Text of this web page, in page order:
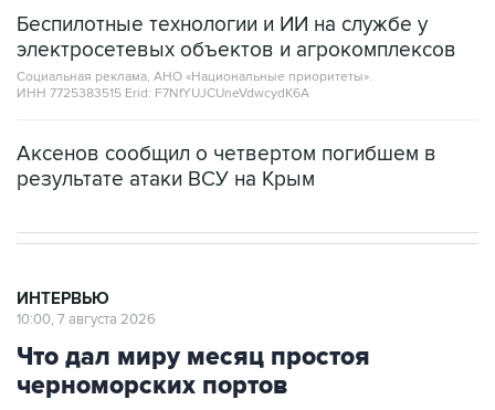
Беспилотные технологии и ИИ на службе у
электросетевых объектов и агрокомплексов
Социальная реклама, АНО «Национальные приоритеты».
ИНН 7725383515 Erid: F7NfYUJCUneVdwcydK6A
Аксенов сообщил о четвертом погибшем в
результате атаки ВСУ на Крым
ИНТЕРВЬЮ
10:00, 7 августа 2026
Что дал миру месяц простоя
черноморских портов